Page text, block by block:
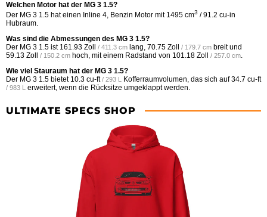
Welchen Motor hat der MG 3 1.5?
Der MG 3 1.5 hat einen Inline 4, Benzin Motor mit 1495 cm3 / 91.2 cu-in
Hubraum.
Was sind die Abmessungen des MG 3 1.5?
Der MG 3 1.5 ist 161.93 Zoll / 411.3 cm lang, 70.75 Zoll / 179.7 cm breit und
59.13 Zoll
/ 150.2 cm hoch, mit einem Radstand von 101.18 Zoll / 257.0 cm.
Wie viel Stauraum hat der MG 3 1.5?
Der MG 3 1.5 bietet 10.3 cu-ft / 293 L Kofferraumvolumen, das sich auf34.7 cu-ft
/ 983 L erweitert, wenn die Rücksitze umgeklappt werden.
ULTIMATE SPECS SHOP